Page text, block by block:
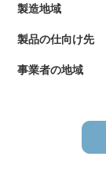
製造地域
製品の仕向け先
事業者の地域